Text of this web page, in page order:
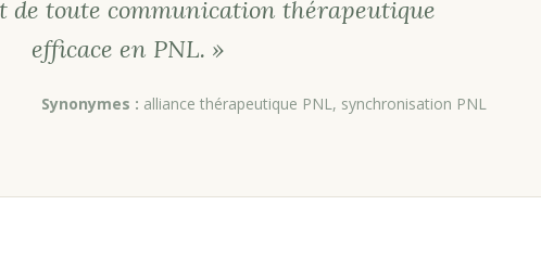
de toute communication thérapeutique
efficace en PNL. »
Synonymes : alliance thérapeutique PNL, synchronisation PNL